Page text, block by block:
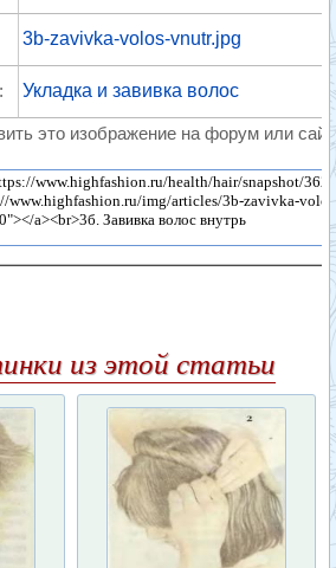
3b-zavivka-volos-vnutr.jpg
Укладка и завивка волос
это изображение на форум или
из этой статьи